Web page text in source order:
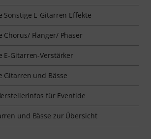
Sonstige E-Gitarren Effekte
Chorus/ Flanger/ Phaser
E-Gitarren-Verstärker
Gitarren und Bässe
für Eventide
und Bässe zur Übersicht